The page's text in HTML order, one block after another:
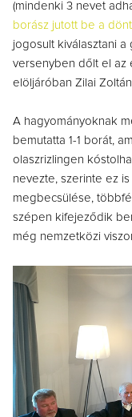
(mindenki 3 nevet
borász jutott be a
jogosult kiválasztani a
versenyben dőlt el az
elöljáróban Zilai
A hagyományoknak
bemutatta 1-1 borát,
olaszrizlingen
nevezte, szerinte ez
megbecsülése,
szépen kifejeződik
még nemzetközi